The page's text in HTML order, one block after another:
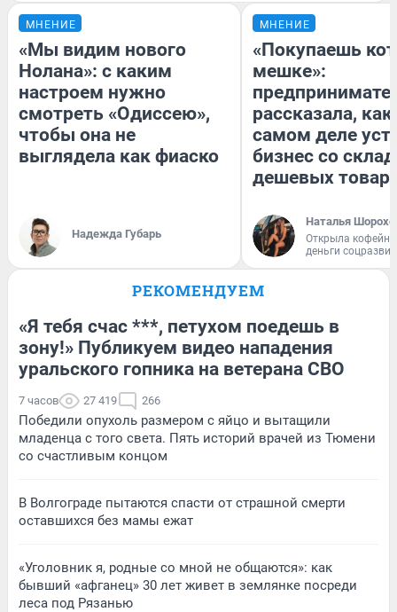
МНЕНИЕ
«Мы видим нового
Нолана»: с каким
настроем нужно
смотреть «Одиссею»,
чтобы она не
выглядела как фиаско
Надежда Губарь
МНЕНИЕ
«Покупаешь
мешке»:
рассказала, как
самом деле
бизнес со
дешевых
Наталья
Открыла
деньги
РЕКОМЕНДУЕМ
«Я тебя счас ***, петухом поедешь в
зону!» Публикуем видео нападения
уральского гопника на ветерана СВО
7 часов 27 419 266
Победили опухоль размером с яйцо и вытащили
младенца с того света. Пять историй врачей из Тюмени
со счастливым концом
В Волгограде пытаются спасти от страшной смерти
оставшихся без мамы ежат
«Уголовник я, родные со мной не общаются»: как
бывший «афганец» 30 лет живет в землянке посреди
леса под Рязанью